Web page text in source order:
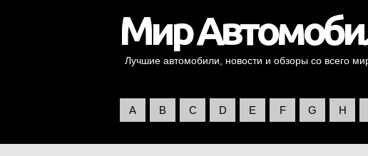
Лучшие автомобили, новости и обзоры со всего
A B C D E F G H